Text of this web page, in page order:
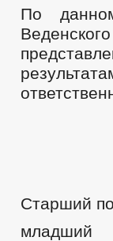
По
Старший